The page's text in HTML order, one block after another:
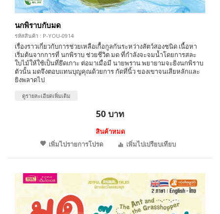
นกพิราบกับมด
รหัสสินค้า : P-YOU-0914
เรื่องราวเกี่ยวกับการช่วยเหลือเกื้อกูลกันระหว่างสัตว์สองชนิด เนื้อหา
เริ่มต้นจากการที่ นกพิราบ ช่วยชีวิต มด ที่กำลังจะจมน้ำโดยการสละ
ใบไม้ให้ใช้เป็นที่ยึดเกาะ ต่อมาเมื่อมี นายพราน พยายามจะยิงนกพิราบ
ตัวนั้น มดจึงตอบแทนบุญคุณด้วยการ กัดที่นิ้ว ของเขาจนเสียหลักและ
ยิงพลาดไป
ดูรายละเอียดเพิ่มเติม
50 บาท
สินค้าหมด
เพิ่มไปรายการโปรด
เพิ่มไปเปรียบเทียบ